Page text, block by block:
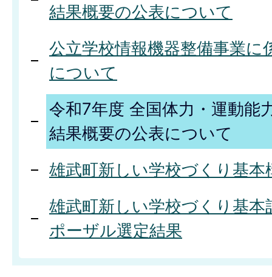
結果概要の公表について
公立学校情報機器整備事業に
について
令和7年度 全国体力・運動能
結果概要の公表について
雄武町新しい学校づくり基本
雄武町新しい学校づくり基本
ポーザル選定結果